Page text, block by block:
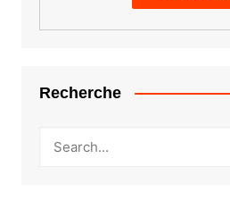
Recherche